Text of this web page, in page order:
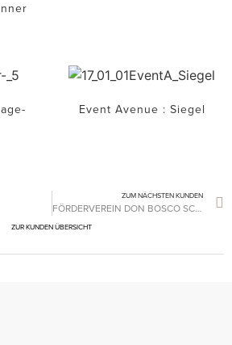
Event Avenue : Siegel
ZUM NÄCHSTEN KUNDEN
FÖRDERVEREIN DON BOSCO SCHULE
ZUR KUNDEN ÜBERSICHT